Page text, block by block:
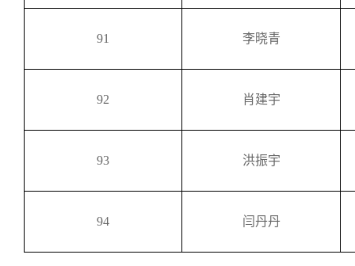
91 李晓青
92 肖建宇
93 洪振宇
94 闫丹丹